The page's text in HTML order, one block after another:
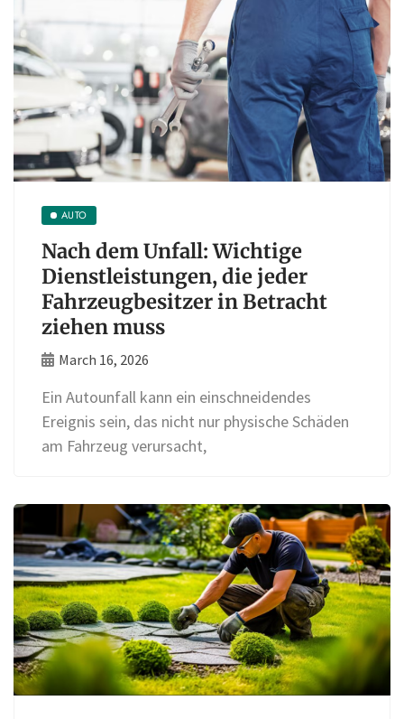
AUTO
Nach dem Unfall: Wichtige
Dienstleistungen, die jeder
Fahrzeugbesitzer in Betracht
ziehen muss
March 16, 2026
Ein Autounfall kann ein einschneidendes
Ereignis sein, das nicht nur physische Schäden
am Fahrzeug verursacht,